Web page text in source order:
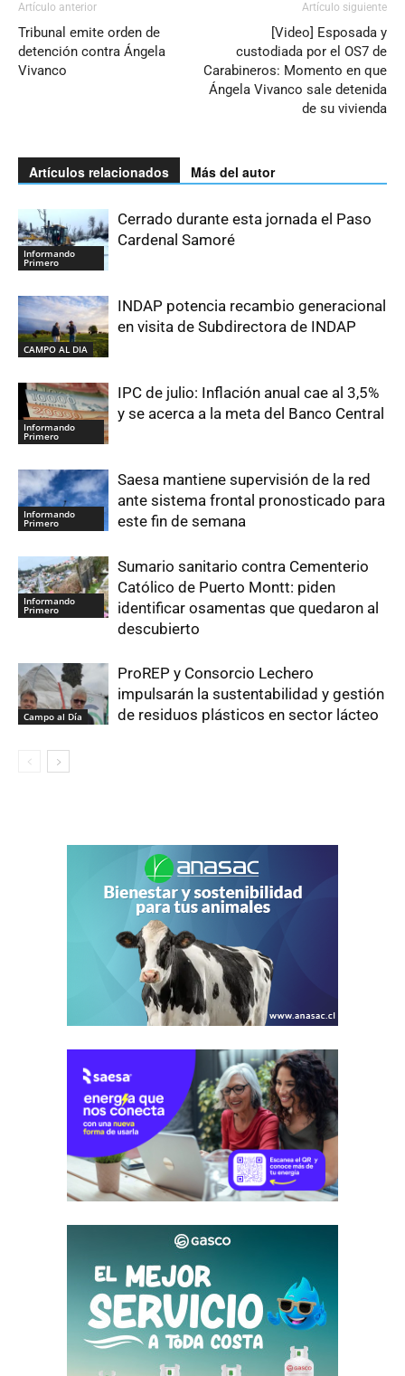
Artículo anterior
Tribunal emite orden de
detención contra Ángela
Vivanco
Artículo siguiente
[Video] Esposada y
custodiada por el OS7 de
Carabineros: Momento en que
Ángela Vivanco sale detenida
de su vivienda
Artículos relacionados Más del autor
Informando
Primero
Cerrado durante esta jornada el Paso
Cardenal Samoré
CAMPO AL DIA
INDAP potencia recambio generacional
en visita de Subdirectora de INDAP
Informando
Primero
IPC de julio: Inflación anual cae al 3,5%
y se acerca a la meta del Banco Central
Informando
Primero
Saesa mantiene supervisión de la red
ante sistema frontal pronosticado para
este fin de semana
Informando
Primero
Sumario sanitario contra Cementerio
Católico de Puerto Montt: piden
identificar osamentas que quedaron al
descubierto
Campo al Día
ProREP y Consorcio Lechero
impulsarán la sustentabilidad y gestión
de residuos plásticos en sector lácteo